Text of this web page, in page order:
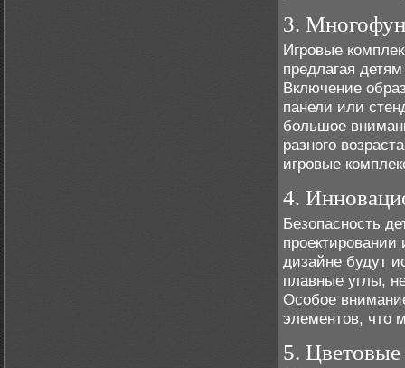
3.
Игровые
предлагая
Включение
панели или
большое
разного
игровые
4.
Безопасность
дизайне будут
плавные углы,
Особое
элементов, что
5.